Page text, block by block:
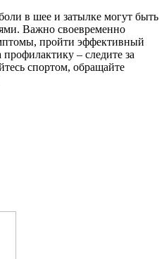
в шее и затылке могут быть
Важно своевременно
пройти эффективный
– следите за
спортом, обращайте